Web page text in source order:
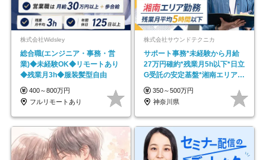
株式会社Widsley
総合職(エンジニア・事務・営
業)◆未経験OK◆リモートあり
◆残業月3h◆服装髪型自由
400～800万円
フルリモートあり
株式会社サウンドテクニカ
サポート事務*未経験から月給
27万円確約*残業月5h以下*日立
G受託の安定基盤*湘南エリア勤
務
350～500万円
神奈川県